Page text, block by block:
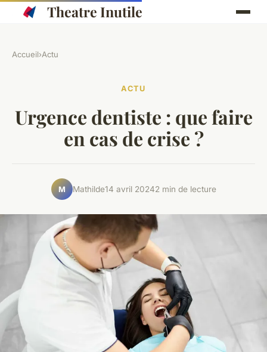
Theatre Inutile
Accueil›Actu
ACTU
Urgence dentiste : que faire
en cas de crise ?
M Mathilde14 avril 20242 min de lecture